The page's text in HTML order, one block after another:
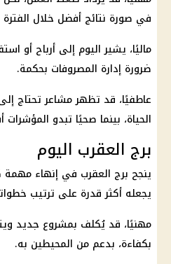
في صورة نتائج أفضل خلال الفترة
ماليًا، يشير اليوم إلى أرباح أو
ضرورة إدارة المصروفات بحكمة.
عاطفيًا، قد تظهر مشاعر تحتاج
الحياة، بينما صحيًا تبدو
برج العقرب اليوم
ينجح برج العقرب في إنهاء
يجعله أكثر قدرة على ترتيب
مهنيًا، قد يُكلف بمشروع جديد
بكفاءة، بدعم من المحيطين به.